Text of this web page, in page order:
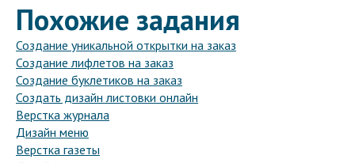
Похожие задания
Создание уникальной открытки на заказ
Создание лифлетов на заказ
Создание буклетиков на заказ
Создать дизайн листовки онлайн
Верстка журнала
Дизайн меню
Верстка газеты